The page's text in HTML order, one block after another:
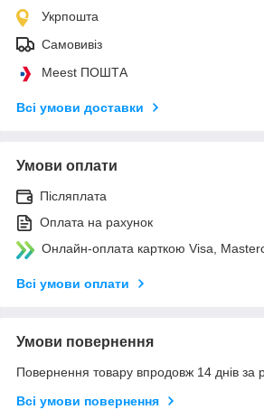
Укрпошта
Самовивіз
Meest ПОШТА
Всі умови доставки
Умови оплати
Післяплата
Оплата на рахунок
Онлайн-оплата карткою Visa,
Всі умови оплати
Умови повернення
Повернення товару впродовж 14 днів за
Всі умови повернення